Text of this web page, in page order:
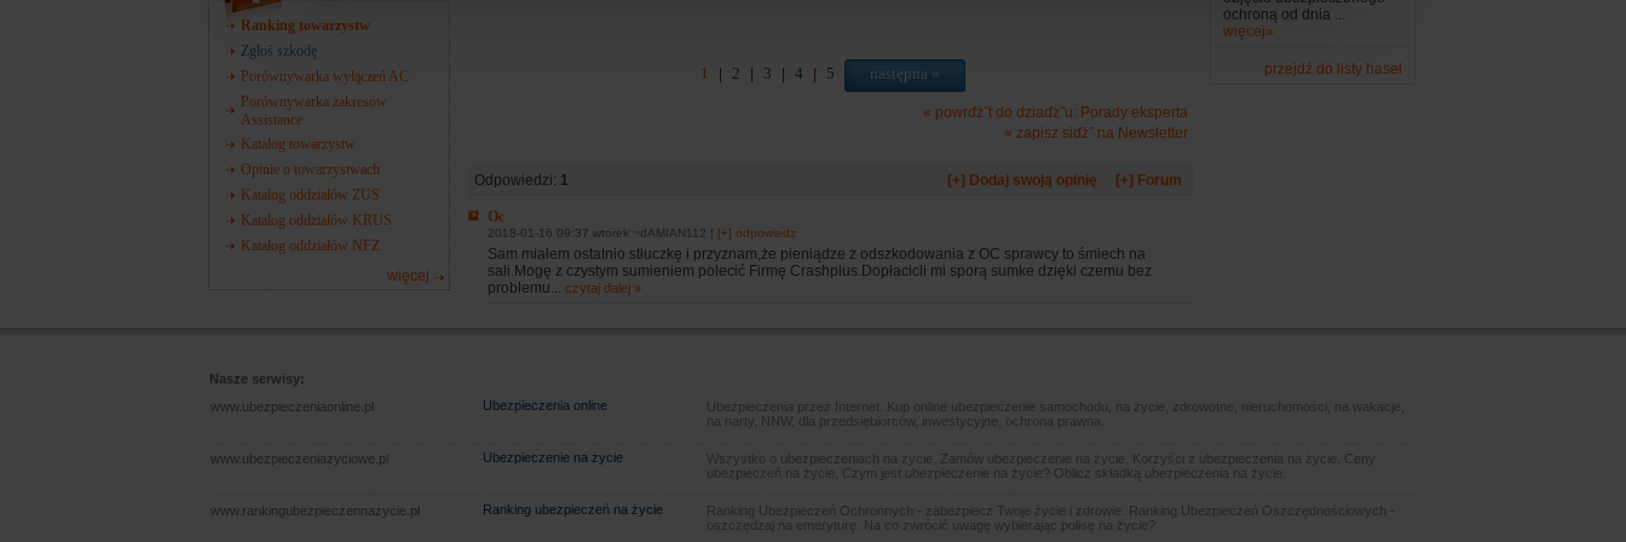
Ranking towarzystw
Zgłoś szkodę
Porównywarka wyłączeń AC
Porównywarka zakresów
Assistance
Katalog towarzystw
Opinie o towarzystwach
Katalog oddziałów ZUS
Katalog oddziałów KRUS
Katalog oddziałów NFZ
więcej
1 2 3 4 5 następna »
« powrďż˝t do dziaďż˝u: Porady eksperta
« zapisz siďż˝ na Newsletter
Odpowiedzi: 1 [+] Dodaj swoją opinię [+] Forum
Oc
2018-01-16 09:37 wtorek ~dAMIAN112 | [+] odpowiedz
Sam miałem ostatnio stłuczkę i przyznam,że pieniądze z odszkodowania z OC sprawcy to śmiech na
sali.Mogę z czystym sumieniem polecić Firmę Crashplus.Dopłacicli mi sporą sumke dzięki czemu bez
problemu... czytaj dalej »
ochroną od dnia ...
więcej»
przejdź do listy haseł
Nasze serwisy:
www.ubezpieczeniaonline.pl
Ubezpieczenia online
Ubezpieczenia przez Internet. Kup online ubezpieczenie samochodu, na życie, zdrowotne, nieruchomości, na wakacje,
na narty, NNW, dla przedsiębiorców, inwestycyjne, ochrona prawna.
www.ubezpieczeniazyciowe.pl Ubezpieczenie na życie
Wszystko o ubezpieczeniach na życie. Zamów ubezpieczenie na życie, Korzyści z ubezpieczenia na życie, Ceny
ubezpieczeń na życie, Czym jest ubezpieczenie na życie? Oblicz składką ubezpieczenia na życie.
www.rankingubezpieczennazycie.pl Ranking ubezpieczeń na życie
Ranking Ubezpieczeń Ochronnych - zabezpiecz Twoje życie i zdrowie. Ranking Ubezpieczeń Oszczędnościowych -
oszczędzaj na emeryturę. Na co zwrócić uwagę wybierając polisę na życie?